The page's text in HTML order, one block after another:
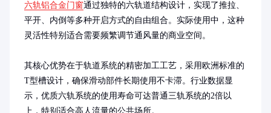
六轨铝合金门窗通过独特的六轨道结构设计，实现了推拉、
平开、内倒等多种开启方式的自由组合。实际使用中，这种
灵活性特别适合需要频繁调节通风量的商业空间。
其核心优势在于轨道系统的精密加工工艺，采用欧洲标准的
T型槽设计，确保滑动部件长期使用不卡滞。行业数据显
示，优质六轨系统的使用寿命可达普通三轨系统的2倍以
上，特别适合高人流量的公共场所。